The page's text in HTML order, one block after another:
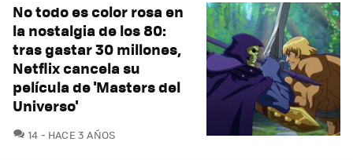
No todo es color rosa en
la nostalgia de los 80:
tras gastar 30 millones,
Netflix cancela su
película de 'Masters del
Universo'
14 COMENTARIOS
HACE 3 AÑOS